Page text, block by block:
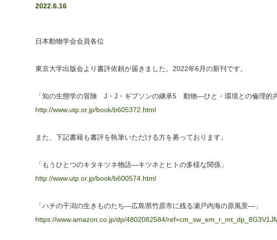
2022.6.16
日本動物学会会員各位
東京大学出版会より書評依頼が届きました。2022年6月の新刊です。
「知の生態学の冒険 J・J・ギブソンの継承5 動物―ひと・環境との倫理的共
http://www.utp.or.jp/book/b605372.html
また、下記書籍も書評を執筆いただける方を募っております。
「もうひとつのキタキツネ物語―キツネとヒトの多様な関係」
http://www.utp.or.jp/book/b600574.html
「ハチの干潟の生きものたち―広島県竹原市に残る瀬戸内海の原風景―」
https://www.amazon.co.jp/dp/4802082584/